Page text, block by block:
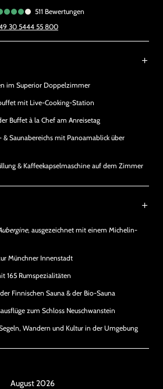
511 Bewertungen
30 5444 55 800
im Superior Doppelzimmer
mit Live-Cooking-Station
Buffet à la Chef am Anreisetag
& Saunabereichs mit Panoamablick über
& Kaffeekapselmaschine auf dem Zimmer
, ausgezeichnet mit einem Michelin-
Münchner Innenstadt
165 Rumspezialitäten
Finnischen Sauna & der Bio-Sauna
zum Schloss Neuschwanstein
Wandern und Kultur in der Umgebung
August 2026